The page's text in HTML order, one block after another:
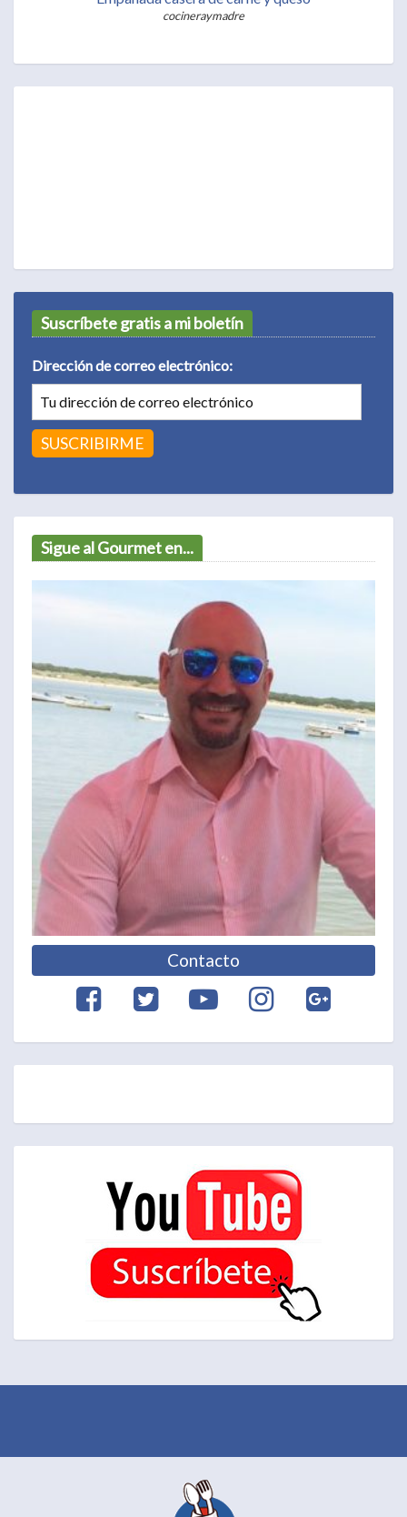
cocineraymadre
Suscríbete gratis a mi boletín
Dirección de correo electrónico:
Sigue al Gourmet en...
Contacto